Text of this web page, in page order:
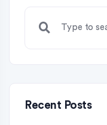
Recent Posts